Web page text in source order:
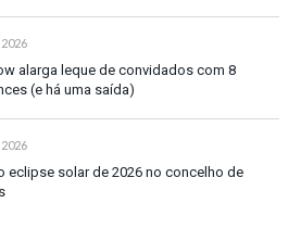
alarga leque de convidados com 8
(e há uma saída)
2026
eclipse solar de 2026 no concelho de